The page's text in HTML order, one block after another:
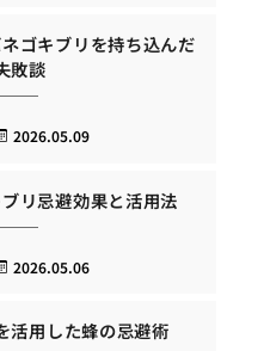
ゴキブリを持ち込んだ
敗談
2026.05.09
リ忌避効果と活用法
2026.05.06
活用した蜂の忌避術